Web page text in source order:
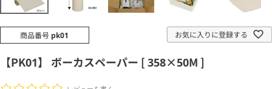
商品番号 pk01 お気に入りに登録する
【PK01】 ボーカスペーパー [ 358×50M ]